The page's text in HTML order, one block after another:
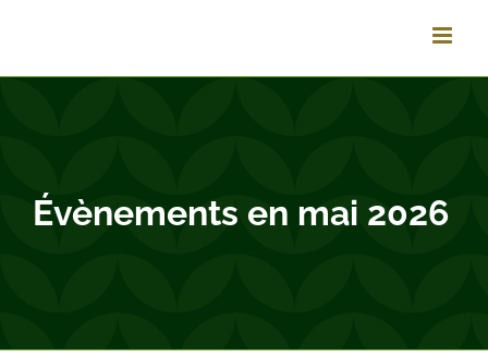
contenu
Évènements en mai 2026